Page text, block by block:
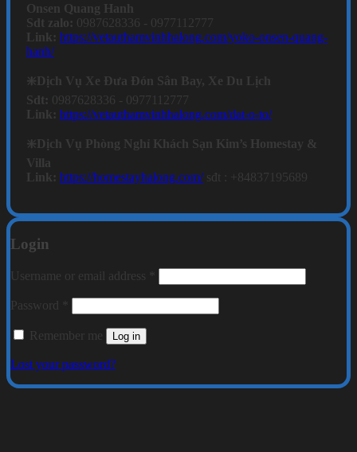
Onsen Quang Hanh
Sdt zalo: 0987628336 - 0977112777
Link: https://vetauthamvinhhalong.com/yoko-onsen-quang-
hanh/
❇️Dịch Vụ Xe Đưa Đón Sân Bay, Xe Du Lịch
Sdt: 0987628336 - 0977112777
Link: https://vetauthamvinhhalong.com/dat-o-to/
❇️Dịch Vụ Phòng Nghỉ Khách Sạn Kim’s Homestay &
Villa
Link: https://homestayhalong.com/sđt : +84837195689
Login
Username or email address
Password
Remember me Log in
Lost your password?